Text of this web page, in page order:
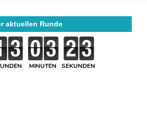
aktuellen Runde
MINUTEN SEKUNDEN